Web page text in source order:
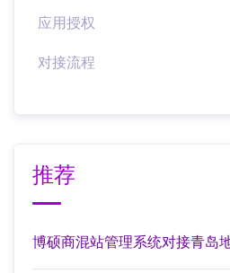
应用授权
对接流程
推荐
博硕商混站管理系统对接青岛